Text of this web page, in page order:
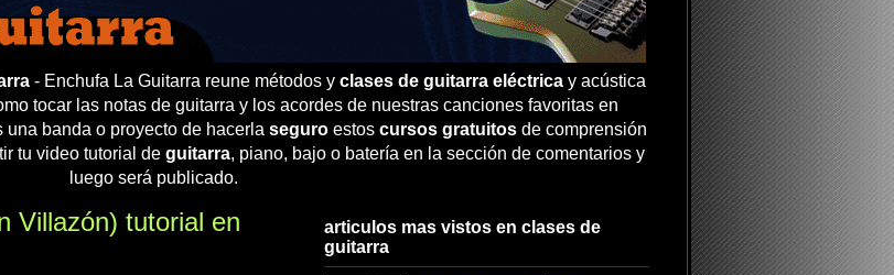
- Enchufa La Guitarra reune métodos y clases de guitarra eléctricay acústica
tocar las notas de guitarra y los acordes de nuestras canciones favoritas en
una banda o proyecto de hacerla seguroestos cursos gratuitosde comprensión
tu video tutorial de guitarra, piano, bajo o batería en la sección de comentarios y
luego será publicado.
Villazón) tutorial en
articulos mas vistos en clases de
guitarra